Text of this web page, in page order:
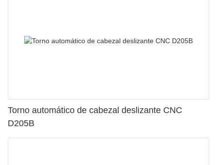
Torno automático de cabezal deslizante CNC
D205B